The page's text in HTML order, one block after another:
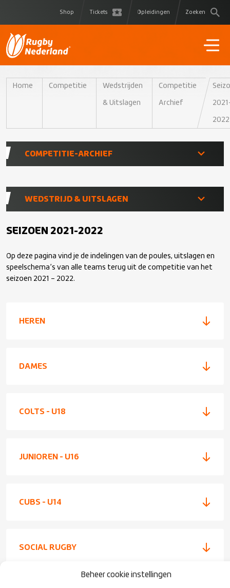
Beheer cookie instellingen
Shop Tickets Opleidingen Zoeken
Home Competitie Wedstrijden
& Uitslagen
Competitie
Archief
2022
COMPETITIE-ARCHIEF
Seizoen 2020-2021
Seizoen 2015-2016
WEDSTRIJD & UITSLAGEN
Seizoen 2026-2027
Seizoen 2025-2026
Seizoen 2023-2024
SEIZOEN 2021-2022
Op deze pagina vind je de indelingen van de poules, uitslagen en
speelschema’s van alle teams terug uit de competitie van het
seizoen 2021 – 2022.
HEREN
DAMES
COLTS - U18
JUNIOREN - U16
CUBS - U14
SOCIAL RUGBY